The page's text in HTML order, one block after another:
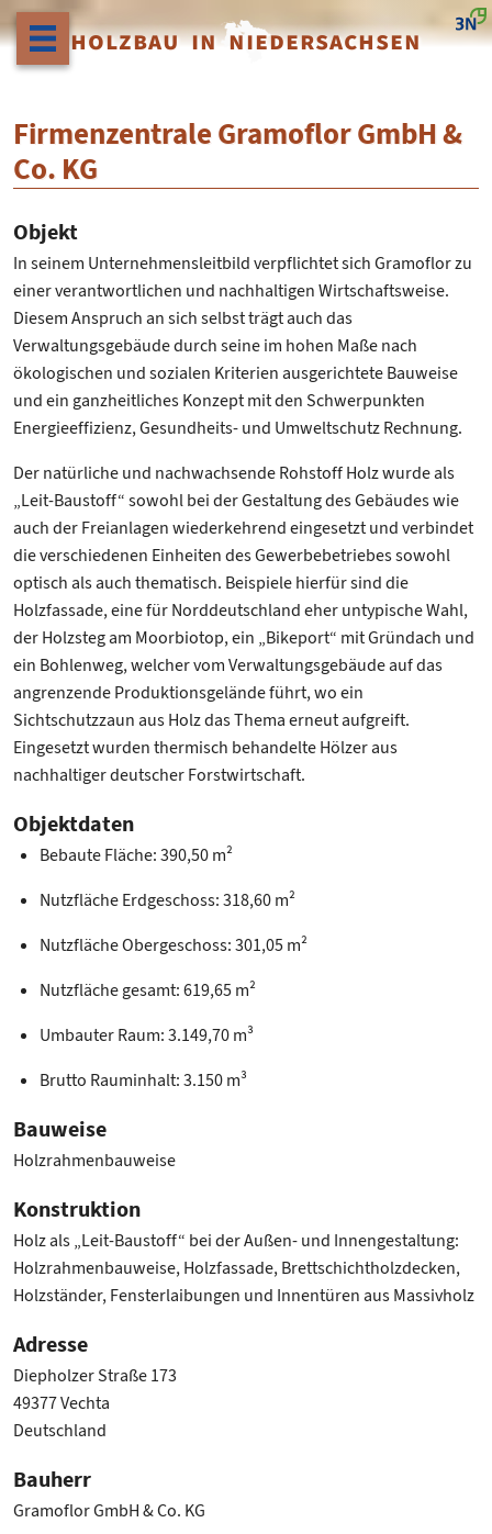
HOLZBAU IN NIEDERSACHSEN
Firmenzentrale Gramoflor GmbH &
Co. KG
Objekt
In seinem Unternehmensleitbild verpflichtet sich Gramoflor zu
einer verantwortlichen und nachhaltigen Wirtschaftsweise.
Diesem Anspruch an sich selbst trägt auch das
Verwaltungsgebäude durch seine im hohen Maße nach
ökologischen und sozialen Kriterien ausgerichtete Bauweise
und ein ganzheitliches Konzept mit den Schwerpunkten
Energieeffizienz, Gesundheits- und Umweltschutz Rechnung.
Der natürliche und nachwachsende Rohstoff Holz wurde als
„Leit-Baustoff“ sowohl bei der Gestaltung des Gebäudes wie
auch der Freianlagen wiederkehrend eingesetzt und verbindet
die verschiedenen Einheiten des Gewerbebetriebes sowohl
optisch als auch thematisch. Beispiele hierfür sind die
Holzfassade, eine für Norddeutschland eher untypische Wahl,
der Holzsteg am Moorbiotop, ein „Bikeport“ mit Gründach und
ein Bohlenweg, welcher vom Verwaltungsgebäude auf das
angrenzende Produktionsgelände führt, wo ein
Sichtschutzzaun aus Holz das Thema erneut aufgreift.
Eingesetzt wurden thermisch behandelte Hölzer aus
nachhaltiger deutscher Forstwirtschaft.
Objektdaten
Bebaute Fläche: 390,50 m²
Nutzfläche Erdgeschoss: 318,60 m²
Nutzfläche Obergeschoss: 301,05 m²
Nutzfläche gesamt: 619,65 m²
Umbauter Raum: 3.149,70 m³
Brutto Rauminhalt: 3.150 m³
Bauweise
Holzrahmenbauweise
Konstruktion
Holz als „Leit-Baustoff“ bei der Außen- und Innengestaltung:
Holzrahmenbauweise, Holzfassade, Brettschichtholzdecken,
Holzständer, Fensterlaibungen und Innentüren aus Massivholz
Adresse
Diepholzer Straße 173
49377 Vechta
Deutschland
Bauherr
Gramoflor GmbH & Co. KG